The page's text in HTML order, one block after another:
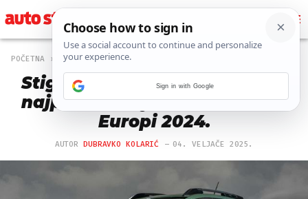
POČETNA MAGAZIN
Stigli službeni podaci: Ovo su
najprodavaniji auti i marke U
Europi 2024.
AUTOR DUBRAVKO KOLARIĆ 04. VELJAČE 2025.
Sign in with Google